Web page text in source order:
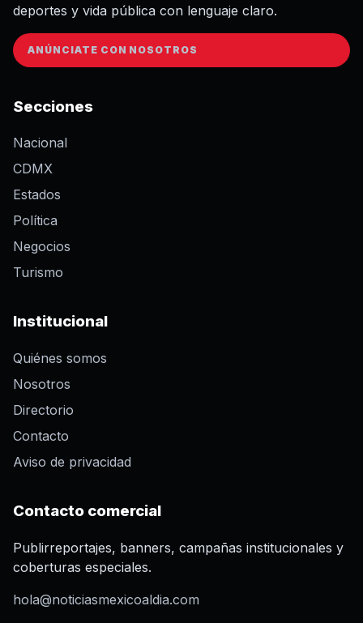
deportes y vida pública con lenguaje claro.
ANÚNCIATE CON NOSOTROS
Secciones
Nacional
CDMX
Estados
Política
Negocios
Turismo
Institucional
Quiénes somos
Nosotros
Directorio
Contacto
Aviso de privacidad
Contacto comercial
Publirreportajes, banners, campañas institucionales y
coberturas especiales.
hola@noticiasmexicoaldia.com